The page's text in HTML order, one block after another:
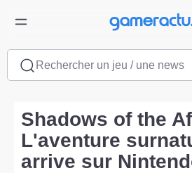
Rechercher un jeu / une news
Shadows of the
L'aventure
arrive sur